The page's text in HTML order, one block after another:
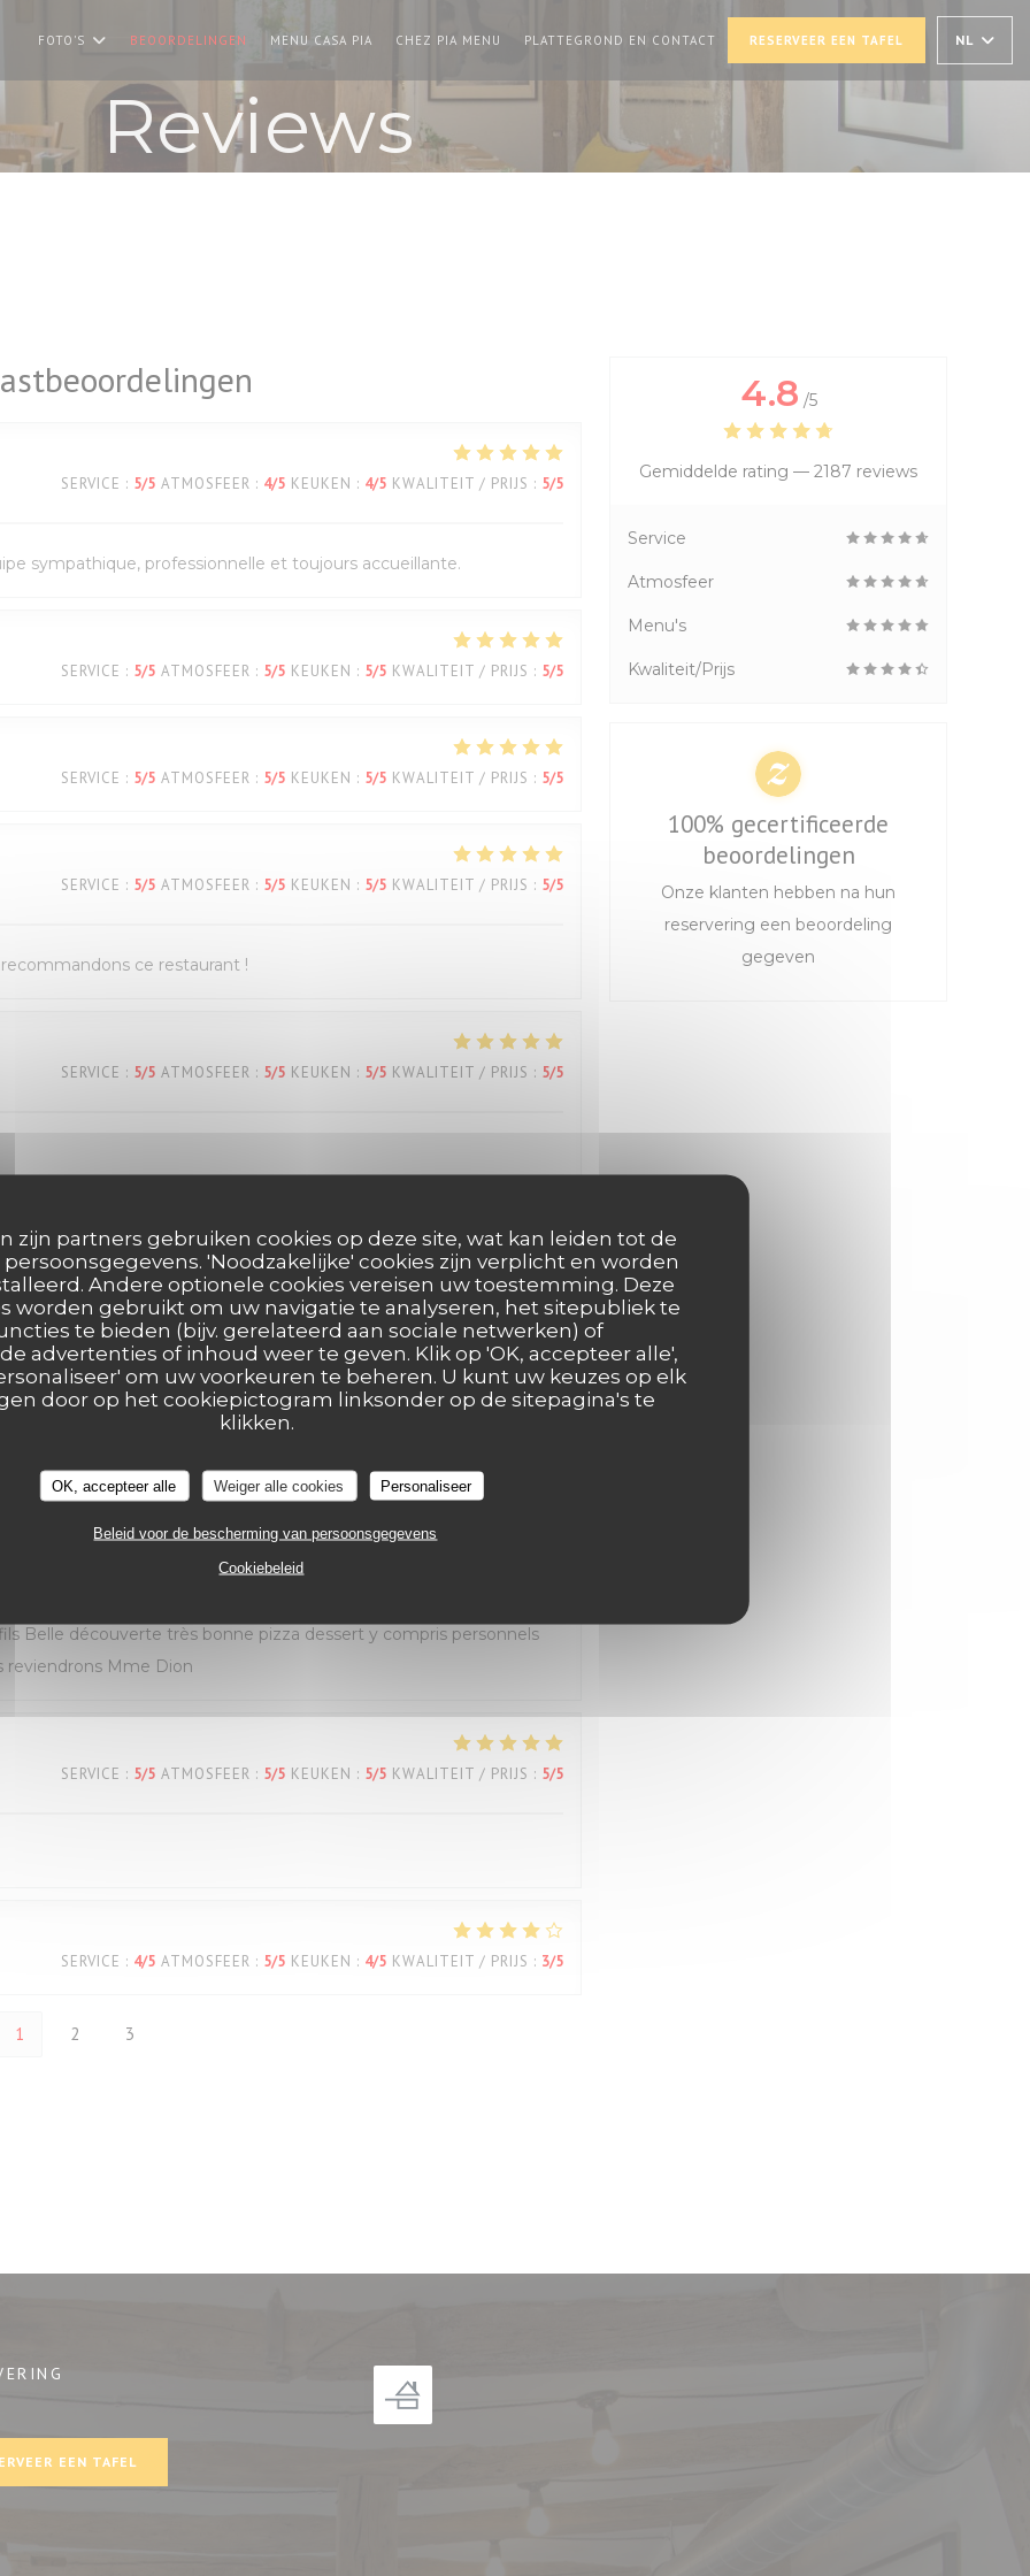
zijn partners gebruiken cookies op deze site, wat kan leiden tot de
'Noodzakelijke' cookies zijn verplicht en worden
Andere optionele cookies vereisen uw toestemming. Deze
worden gebruikt om uw navigatie te analyseren, het sitepubliek te
te bieden (bijv. gerelateerd aan sociale netwerken) of
advertenties of inhoud weer te geven. Klik op 'OK, accepteer alle',
om uw voorkeuren te beheren. U kunt uw keuzes op elk
door op het cookiepictogram linksonder op de sitepagina's te
klikken.
OK, accepteer alle Weiger alle cookies Personaliseer
Beleid voor de bescherming van persoonsgegevens
Cookiebeleid
FOTO'S BEOORDELINGEN MENU CASA PIA ((OPENT IN EEN NIEUW VENSTER))
CHEZ PIA MENU ((OPENT IN EEN NIEUW VENSTER))
PLATTEGROND EN CONTACT RESERVEER EEN TAFEL NL
Reviews
SERVICE : 5/5 ATMOSFEER : 4/5 KEUKEN : 4/5 KWALITEIT / PRIJS : 5/5
sympathique, professionnelle et toujours accueillante.
SERVICE : 5/5 ATMOSFEER : 5/5 KEUKEN : 5/5 KWALITEIT / PRIJS : 5/5
SERVICE : 5/5 ATMOSFEER : 5/5 KEUKEN : 5/5 KWALITEIT / PRIJS : 5/5
SERVICE : 5/5 ATMOSFEER : 5/5 KEUKEN : 5/5 KWALITEIT / PRIJS : 5/5
ce restaurant !
SERVICE : 5/5 ATMOSFEER : 5/5 KEUKEN : 5/5 KWALITEIT / PRIJS : 5/5
SERVICE: 5/5 ATMOSFEER: 5/5 KEUKEN: 5/5 KWALITEIT / PRIJS: 5/5
SERVICE : 5/5 ATMOSFEER: 5 /5 KEUKEN: 5 /5 KWALITEIT / PRIJS : 5/5
service agréable… tout est parfait!
Belle découverte très bonne pizza dessert y compris personnels
reviendrons Mme Dion
SERVICE : 5/5 ATMOSFEER : 5/5 KEUKEN : 5/5 KWALITEIT / PRIJS : 5/5
SERVICE : 4/5 ATMOSFEER : 5/5 KEUKEN : 4/5 KWALITEIT / PRIJS : 3/5
1 2 3
4.8 /5
Gemiddelde rating — 2187 reviews
Service
Atmosfeer
Menu's
Kwaliteit/Prijs
100% gecertificeerde
beoordelingen
Onze klanten hebben na hun
reservering een beoordeling
gegeven
EEN TAFEL